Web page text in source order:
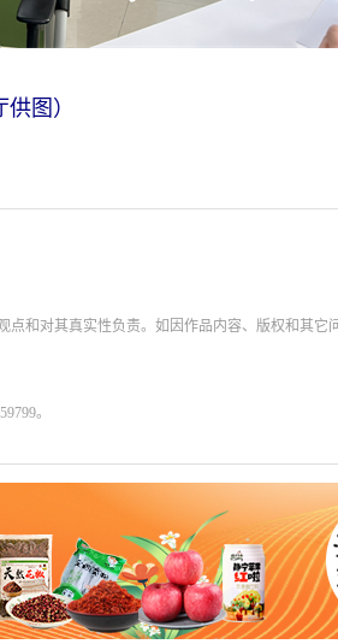
图）
和对其真实性负责。如因作品内容、版权和其它
。